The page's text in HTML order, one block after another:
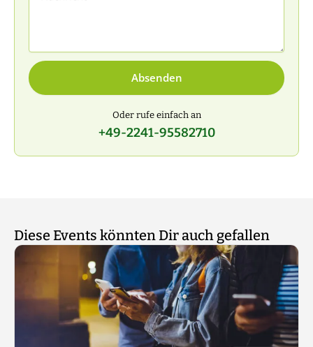
Absenden
Oder rufe einfach an
+49-2241-95582710
Diese Events könnten Dir auch gefallen